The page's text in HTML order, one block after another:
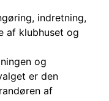
indretning,
af klubhuset og
og
er den
af